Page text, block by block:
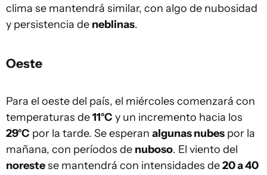
clima se mantendrá similar, con algo de nubosidad
y persistencia de neblinas.
Oeste
Para el oeste del país, el miércoles comenzará con
temperaturas de11°C y un incremento hacia los
29°C por la tarde. Se esperan algunas nubes por la
mañana, con períodos de nuboso. El viento del
norestese mantendrá con intensidades de20 a 40